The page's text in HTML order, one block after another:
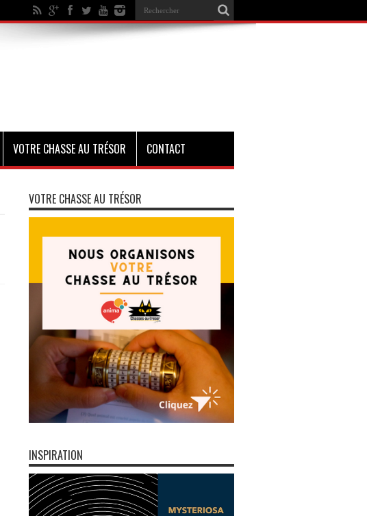
VOTRE CHASSE AU TRÉSOR CONTACT
VOTRE CHASSE AU TRÉSOR
INSPIRATION